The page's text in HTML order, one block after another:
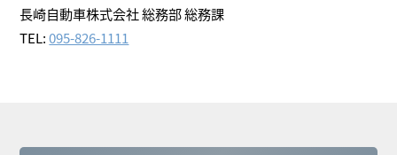
長崎自動車株式会社 総務部 総務課
TEL:095-826-1111